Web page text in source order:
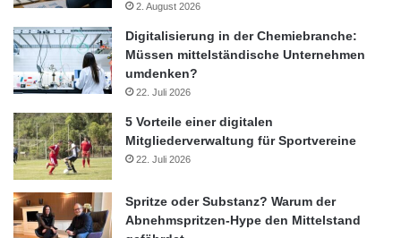
2. August 2026
Digitalisierung in der Chemiebranche:
Müssen mittelständische Unternehmen
umdenken?
22. Juli 2026
5 Vorteile einer digitalen
Mitgliederverwaltung für Sportvereine
22. Juli 2026
Spritze oder Substanz? Warum der
Abnehmspritzen-Hype den Mittelstand